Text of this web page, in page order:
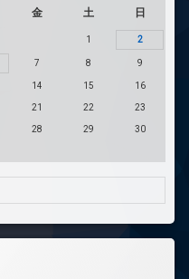
金 土 日
1 2
7 8 9
14 15 16
21 22 23
28 29 30